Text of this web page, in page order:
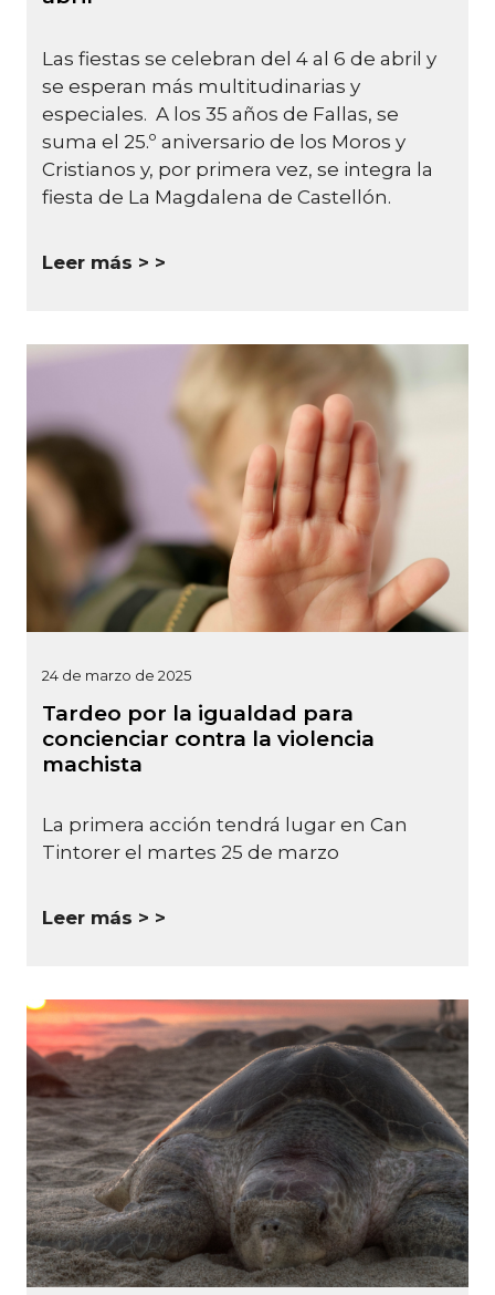
Las fiestas se celebran del 4 al 6 de abril y
se esperan más multitudinarias y
especiales. A los 35 años de Fallas, se
suma el 25.º aniversario de los Moros y
Cristianos y, por primera vez, se integra la
fiesta de La Magdalena de Castellón.
Leer más >
24 de marzo de 2025
Tardeo por la igualdad para
concienciar contra la violencia
machista
La primera acción tendrá lugar en Can
Tintorer el martes 25 de marzo
Leer más >